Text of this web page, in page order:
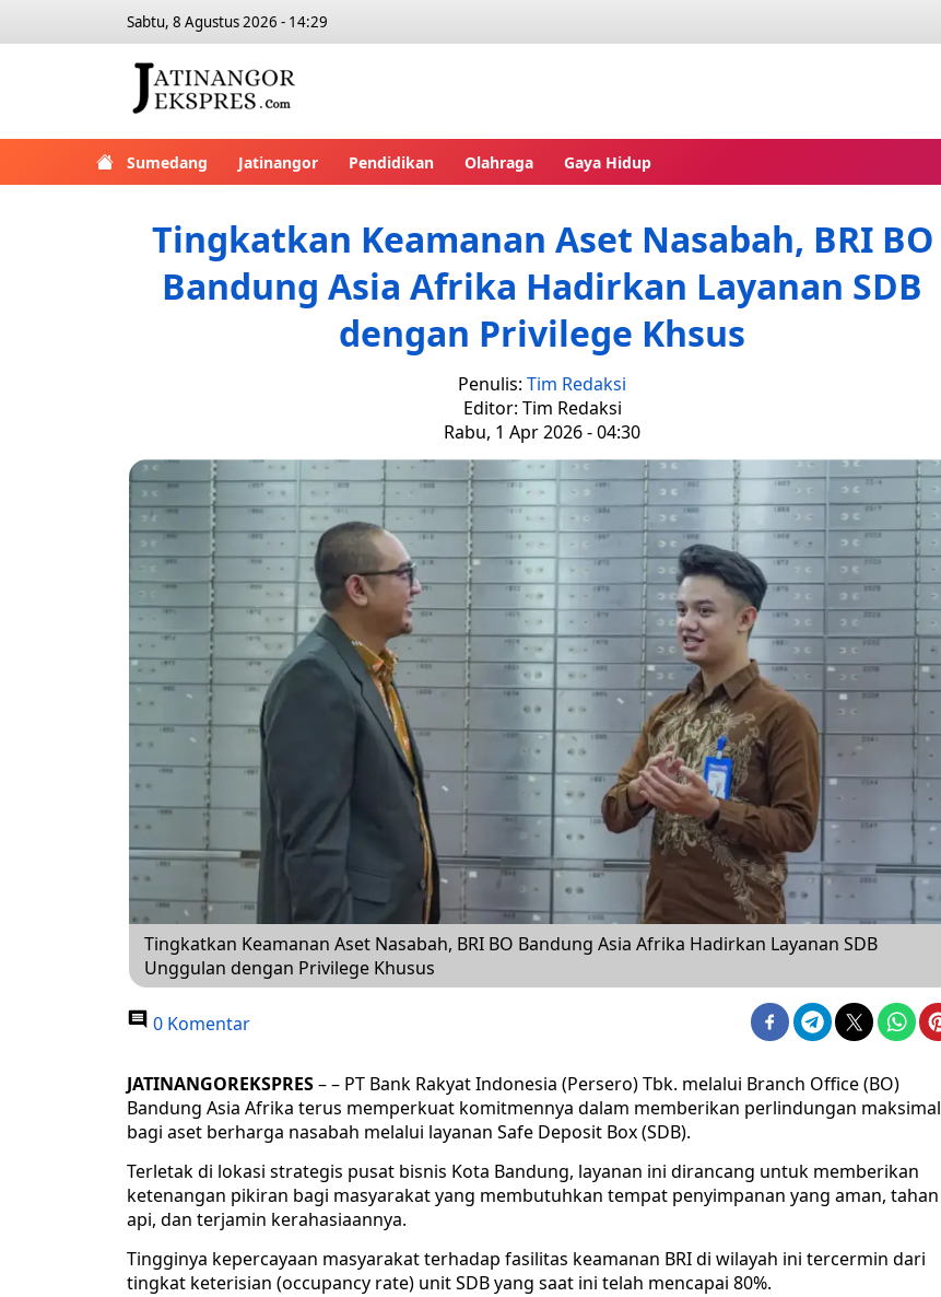
Sabtu, 8 Agustus 2026 - 14:29
Sumedang Jatinangor Pendidikan Olahraga Gaya Hidup
Tingkatkan Keamanan Aset Nasabah, BRI BO
Bandung Asia Afrika Hadirkan Layanan SDB
dengan Privilege Khsus
Penulis: Tim Redaksi
Editor: Tim Redaksi
Rabu, 1 Apr 2026 - 04:30
Tingkatkan Keamanan Aset Nasabah, BRI BO Bandung Asia Afrika Hadirkan Layanan SDB
Unggulan dengan Privilege Khusus
0 Komentar
JATINANGOREKSPRES– – PT Bank Rakyat Indonesia (Persero) Tbk. melalui Branch Office (BO)
Bandung Asia Afrika terus memperkuat komitmennya dalam memberikan perlindungan maksimal
bagi aset berharga nasabah melalui layanan Safe Deposit Box (SDB).
Terletak di lokasi strategis pusat bisnis Kota Bandung, layanan ini dirancang untuk memberikan
ketenangan pikiran bagi masyarakat yang membutuhkan tempat penyimpanan yang aman, tahan
api, dan terjamin kerahasiaannya.
​Tingginya kepercayaan masyarakat terhadap fasilitas keamanan BRI di wilayah ini tercermin dari
tingkat keterisian (occupancy rate) unit SDB yang saat ini telah mencapai 80%.